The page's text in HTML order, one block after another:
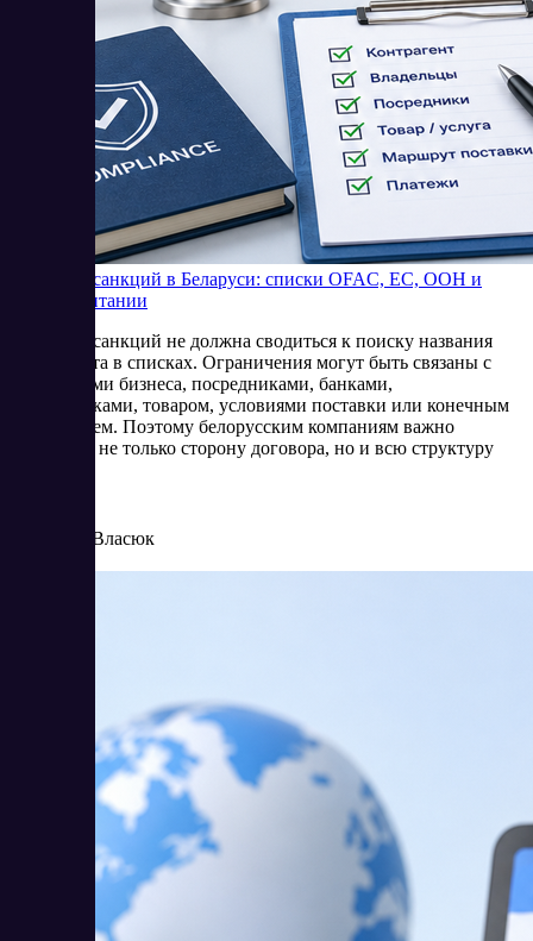
Проверка санкций в Беларуси: списки OFAC, ЕС, ООН и
Великобритании
Проверка санкций не должна сводиться к поиску названия
контрагента в списках. Ограничения могут быть связаны с
владельцами бизнеса, посредниками, банками,
перевозчиками, товаром, условиями поставки или конечным
получателем. Поэтому белорусским компаниям важно
оценивать не только сторону договора, но и всю структуру
Елена Власюк